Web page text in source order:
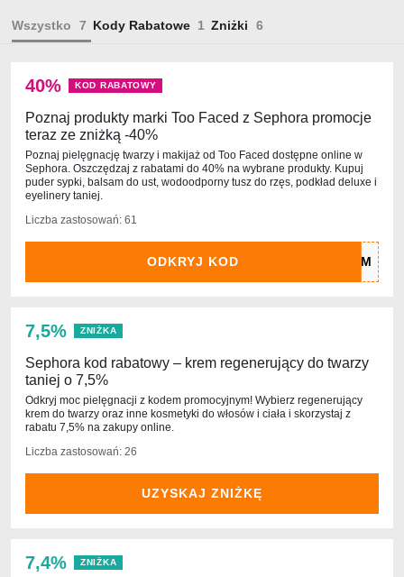
Wszystko Kody Rabatowe Zniżki
40% KOD RABATOWY
Poznaj produkty marki Too Faced z Sephora promocje
teraz ze zniżką -40%
Poznaj pielęgnację twarzy i makijaż od Too Faced dostępne online w
Sephora. Oszczędzaj z rabatami do 40% na wybrane produkty. Kupuj
puder sypki, balsam do ust, wodoodporny tusz do rzęs, podkład deluxe i
eyelinery taniej.
Liczba zastosowań: 61
ODKRYJ KOD
7,5% ZNIŻKA
Sephora kod rabatowy – krem regenerujący do twarzy
taniej o 7,5%
Odkryj moc pielęgnacji z kodem promocyjnym! Wybierz regenerujący
krem do twarzy oraz inne kosmetyki do włosów i ciała i skorzystaj z
rabatu 7,5% na zakupy online.
Liczba zastosowań: 26
UZYSKAJ ZNIŻKĘ
7,4% ZNIŻKA